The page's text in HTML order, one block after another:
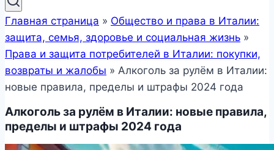
Главная страница » Общество и права в Италии:
защита, семья, здоровье и социальная жизнь »
Права и защита потребителей в Италии: покупки,
возвраты и жалобы » Алкоголь за рулём в Италии:
новые правила, пределы и штрафы 2024 года
Алкоголь за рулём в Италии: новые правила,
пределы и штрафы 2024 года